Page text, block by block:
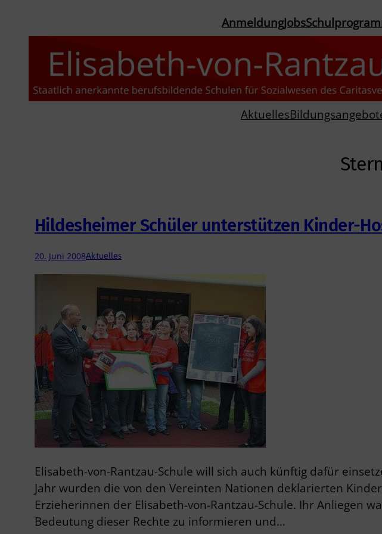
AnmeldungJobs
Aktuelles
Hildesheimer Schüler unterstützen Kinder-
20. Juni 2008Aktuelles
Elisabeth-von-Rantzau-Schule will sich auch künftig dafür
Jahr wurden die von den Vereinten Nationen deklarierten
Erzieherinnen der Elisabeth-von-Rantzau-Schule. Ihr Anliegen
Bedeutung dieser Rechte zu informieren und…